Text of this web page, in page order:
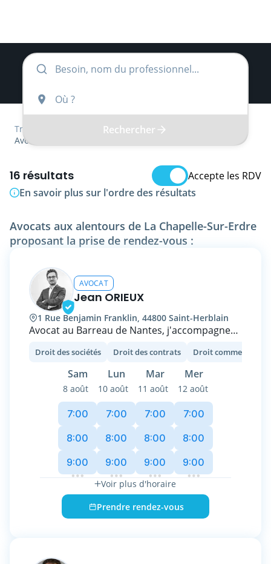
Rechercher
Trouver Pays de la Loire
Loire-Atlantique
Avocat
16 résultats
Accepte les RDV
En savoir plus sur l'ordre des résultats
Avocats aux alentours de La Chapelle-Sur-Erdre
proposant la prise de rendez-vous :
AVOCAT
Jean ORIEUX
1 Rue Benjamin Franklin, 44800 Saint-Herblain
Avocat au Barreau de Nantes, j'accompagne
dans leurs problématiques juridiques liées au
droit des sociétés et au droit des contrats.
structuration de votre activité et de vos
opérations courantes (constitution de société,
rédaction de pacte d'associés, changement de
dénomination sociale, transfert de siège
social, modification de l’objet social, rédaction
et négociation de baux commerciaux, etc.)
ainsi que dans la réalisation de vos opérations
exceptionnelles (augmentation et réduction
de capital social, réorganisation et
en place de management-packages, etc.).
Droit des sociétés Droit des contrats
Sam Lun Mar Mer
8 août 10 août 11 août 12 août
7:00
8:00
9:00
7:00
8:00
9:00
7:00
8:00
9:00
7:00
8:00
9:00
Voir plus d'horaire
Prendre rendez-vous